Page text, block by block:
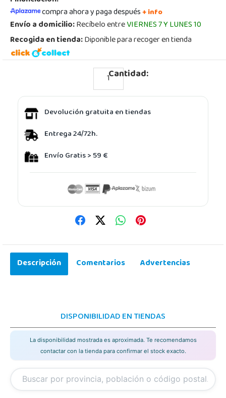
compra ahora y paga después+ info
Envío a domicilio:Recíbelo entreVIERNES 7 Y LUNES 10
Recogida en tienda:Diponible para recoger en tienda
Cantidad:
Devolución gratuita en tiendas
Entrega 24/72h.
Envío Gratis > 59 €
Descripción Comentarios Advertencias
DISPONIBILIDAD EN TIENDAS
La disponibilidad mostrada es aproximada. Te recomendamos
contactar con la tienda para confirmar el stock exacto.